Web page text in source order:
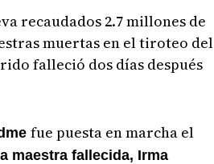
recaudados 2.7 millones de
muertas en el tiroteo del
falleció dos días después
fue puesta en marcha el
maestra fallecida, Irma